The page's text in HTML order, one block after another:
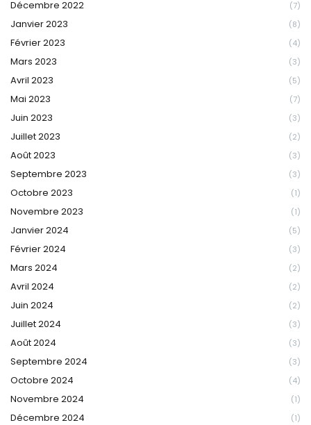
Décembre 2022 (7)
Janvier 2023 (8)
Février 2023 (4)
Mars 2023 (3)
Avril 2023 (5)
Mai 2023 (7)
Juin 2023 (3)
Juillet 2023 (2)
Août 2023 (3)
Septembre 2023 (3)
Octobre 2023 (1)
Novembre 2023 (1)
Janvier 2024 (5)
Février 2024 (3)
Mars 2024 (2)
Avril 2024 (2)
Juin 2024 (2)
Juillet 2024 (3)
Août 2024 (3)
Septembre 2024 (3)
Octobre 2024 (4)
Novembre 2024 (1)
Décembre 2024 (1)